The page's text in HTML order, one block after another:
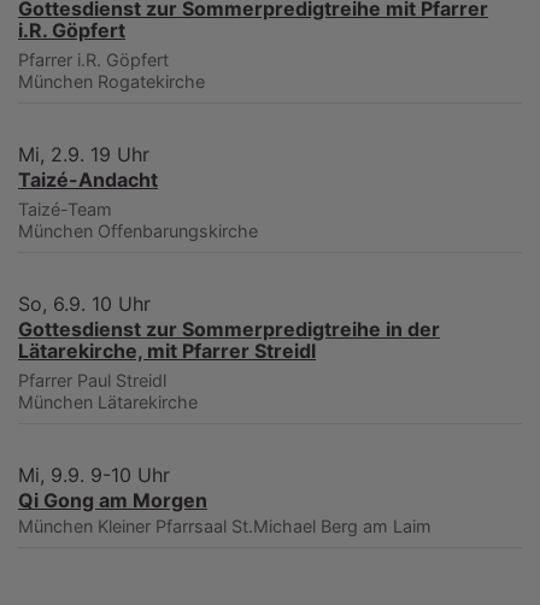
Gottesdienst zur Sommerpredigtreihe mit Pfarrer
i.R. Göpfert
Pfarrer i.R. Göpfert
München Rogatekirche
Mi, 2.9. 19 Uhr
Taizé-Andacht
Taizé-Team
München Offenbarungskirche
So, 6.9. 10 Uhr
Gottesdienst zur Sommerpredigtreihe in der
Lätarekirche, mit Pfarrer Streidl
Pfarrer Paul Streidl
München Lätarekirche
Mi, 9.9. 9-10 Uhr
Qi Gong am Morgen
München Kleiner Pfarrsaal St.Michael Berg am Laim